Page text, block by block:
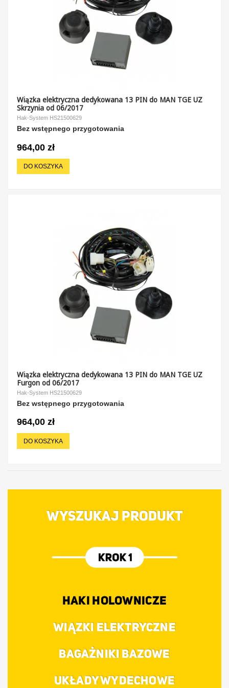
Wiązka elektryczna dedykowana 13 PIN do MAN TGE UZ
Skrzynia od 06/2017
Hak-System HS21500629
Bez wstępnego przygotowania
964,00 zł
DO KOSZYKA
Wiązka elektryczna dedykowana 13 PIN do MAN TGE UZ
Furgon od 06/2017
Hak-System HS21500629
Bez wstępnego przygotowania
964,00 zł
DO KOSZYKA
WYSZUKAJ PRODUKT
HAKI HOLOWNICZE
WIĄZKI ELEKTRYCZNE
BAGAŻNIKI BAZOWE
UKŁADY WYDECHOWE